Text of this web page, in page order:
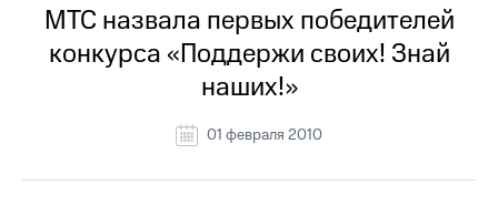
История
компании
информация
Пресс-
релизы
о технологиях
МТС назвала первых победителей
конкурса «Поддержи своих! Знай
наших!»
01 февраля 2010